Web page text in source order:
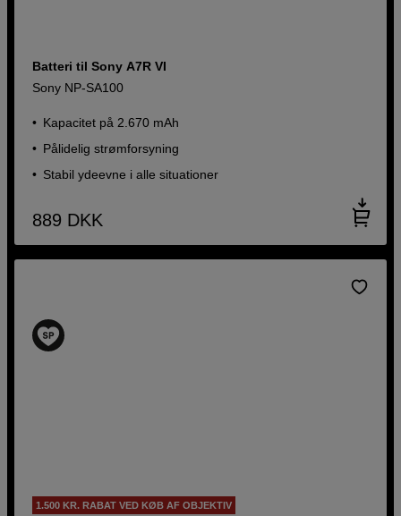
Batteri til Sony A7R VI
Sony NP-SA100
Kapacitet på 2.670 mAh
Pålidelig strømforsyning
Stabil ydeevne i alle situationer
889 DKK
1.500 KR. RABAT VED KØB AF OBJEKTIV